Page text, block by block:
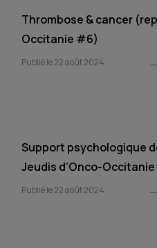
Thrombose & cancer
Occitanie #6)
Publié le 22 août 2024
Support psychologique
Jeudis d’Onco-
Publié le 22 août 2024